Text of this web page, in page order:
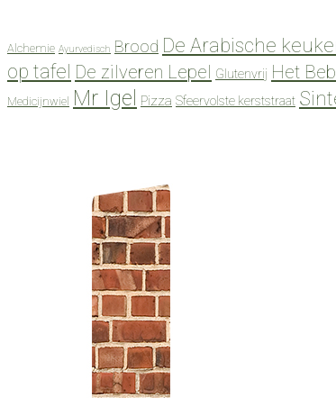
Alchemie Ayurvedisch Brood De Arabische
op tafel De zilveren Lepel Glutenvrij Het
Medicijnwiel Mr Igel Pizza Sfeervolste kerststraat